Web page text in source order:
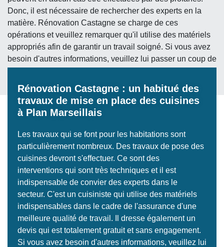
Donc, il est nécessaire de rechercher des experts en la
matière. Rénovation Castagne se charge de ces
opérations et veuillez remarquer qu'il utilise des matériels
appropriés afin de garantir un travail soigné. Si vous avez
besoin d'autres informations, veuillez lui passer un coup de
Rénovation Castagne : un habitué des
travaux de mise en place des cuisines
à Plan Marseillais
Les travaux qui se font pour les habitations sont
particulièrement nombreux. Des travaux de pose des
cuisines devront s'effectuer. Ce sont des
interventions qui sont très techniques et il est
indispensable de convier des experts dans le
secteur. C'est un cuisiniste qui utilise des matériels
indispensables dans le cadre de l'assurance d'une
meilleure qualité de travail. Il dresse également un
devis qui est totalement gratuit et sans engagement.
Si vous avez besoin d'autres informations, veuillez lui